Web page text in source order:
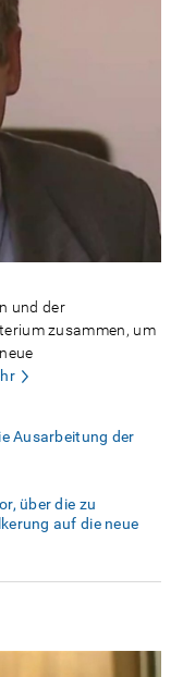
und der
zusammen, um
Ausarbeitung der
über die zu
auf die neue